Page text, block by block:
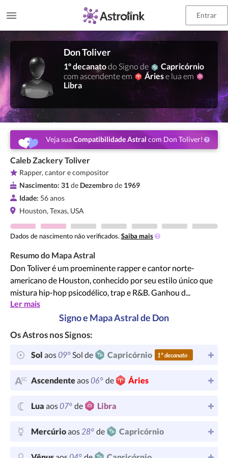
Entrar
Don Toliver
1º decanatodo Signo de
Capricórnio
com ascendente em
Áriese lua em
Libra
Veja suaCompatibilidade Astral com Don Toliver!
Caleb Zackery Toliver
Rapper, cantor e compositor
Nascimento: 31de Dezembrode 1969
Idade: 56 anos
Houston, Texas, USA
Dados de nascimento não verificados. Saiba mais
Resumo do Mapa Astral
Don Toliver é um proeminente rapper e cantor norte-
americano de Houston, conhecido por seu estilo único que
mistura hip-hop psicodélico, trap e R&B. Ganhou d...
Ler mais
Signo e Mapa Astral de Don
Os Astros nos Signos:
Sol aos09°Sol de Capricórnio 1º decanato
Ascendenteaos06° de Áries
Lua aos07° de Libra
Mercúrioaos28° de Capricórnio